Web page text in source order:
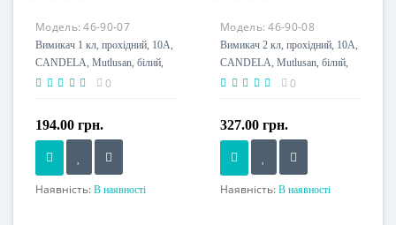
Модель:46-90-07
Вимикач 1 кл, прохідний, 10А,
CANDELA, Mutlusan, білий,
(2125 003 0101)0
194.00 грн.
Наявність: В наявності
Модель:46-90-08
Вимикач 2 кл, прохідний, 10А,
CANDELA, Mutlusan, білий,
(2125 004 0201)0
327.00 грн.
Наявність: В наявності